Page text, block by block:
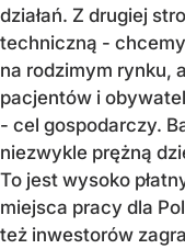
działań. Z drugiej
techniczną -
na rodzimym rynku,
pacjentów i
- cel gospodarczy.
niezwykle prężną
To jest wysoko
miejsca pracy dla
też inwestorów